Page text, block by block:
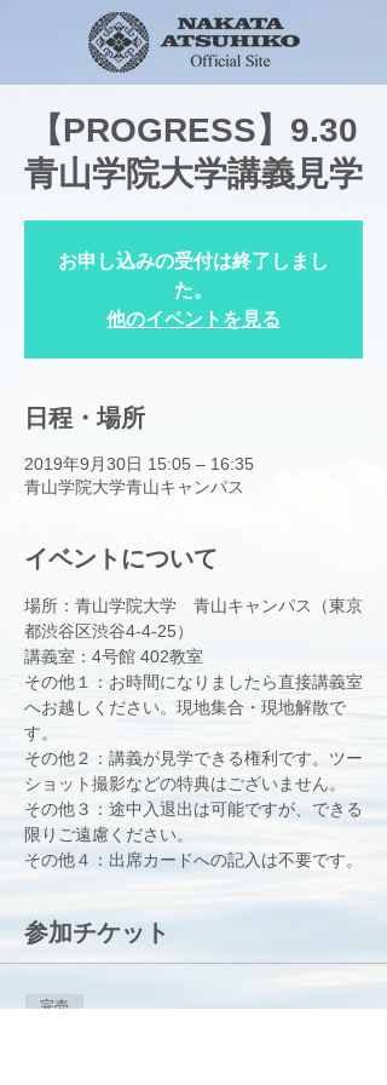
【PROGRESS】9.30
青山学院大学講義見学
お申し込みの受付は終了しまし
た。
他のイベントを見る
日程・場所
2019年9月30日 15:05 – 16:35
青山学院大学青山キャンパス
イベントについて
場所：青山学院大学　青山キャンパス（東京
都渋谷区渋谷4-4-25）
講義室：4号館 402教室
その他１：お時間になりましたら直接講義室
へお越しください。現地集合・現地解散で
す。
その他２：講義が見学できる権利です。ツー
ショット撮影などの特典はございません。
その他３：途中入退出は可能ですが、できる
限りご遠慮ください。
その他４：出席カードへの記入は不要です。
参加チケット
完売